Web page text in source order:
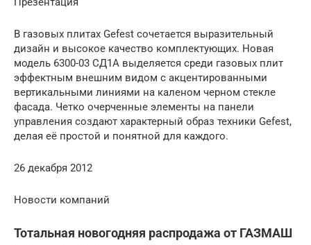
В газовых плитах Gefest сочетается выразительный
дизайн и высокое качество комплектующих. Новая
модель 6300-03 СД1А выделяется среди газовых плит
эффектным внешним видом с акцентированными
вертикальными линиями на каленом черном стекле
фасада. Четко очерченные элементы на панели
управления создают характерный образ техники Gefest,
делая её простой и понятной для каждого.
26 декабря 2012
Новости компаний
Тотальная новогодняя распродажа от ГАЗМАШ